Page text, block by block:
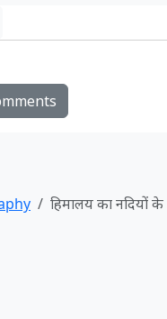
हिमालय का नदियों